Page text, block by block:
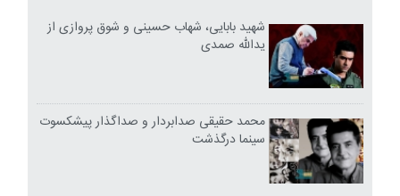
شهید بابایی، شهاب حسینی و شوق پروازی از
یدالله صمدی
محمد حقیقی صدابردار و صداگذار پیشکسوت
سینما درگذشت